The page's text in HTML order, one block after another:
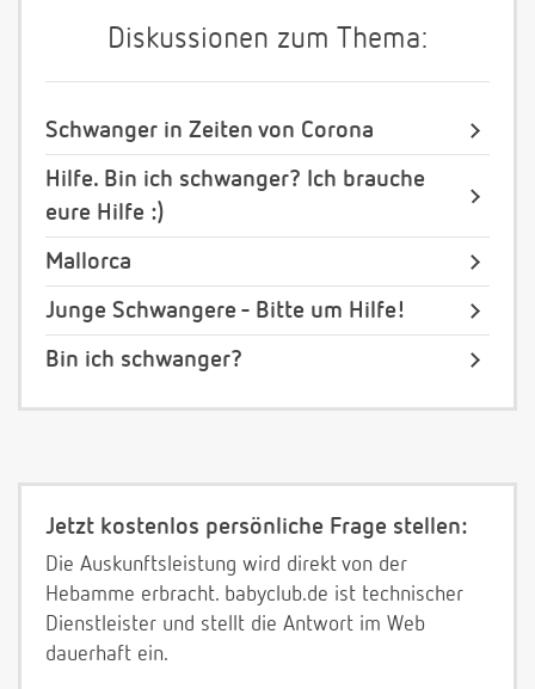
Diskussionen zum Thema:
Schwanger in Zeiten von Corona
Hilfe. Bin ich schwanger? Ich brauche
eure Hilfe :)
Mallorca
Junge Schwangere - Bitte um Hilfe!
Bin ich schwanger?
Jetzt kostenlos persönliche Frage stellen:
Die Auskunftsleistung wird direkt von der
Hebamme erbracht. babyclub.de ist technischer
Dienstleister und stellt die Antwort im Web
dauerhaft ein.